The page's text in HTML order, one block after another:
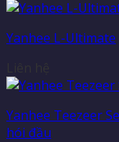
Yanhee L-Ultimate
Yanhee Teezeer
hói đầu